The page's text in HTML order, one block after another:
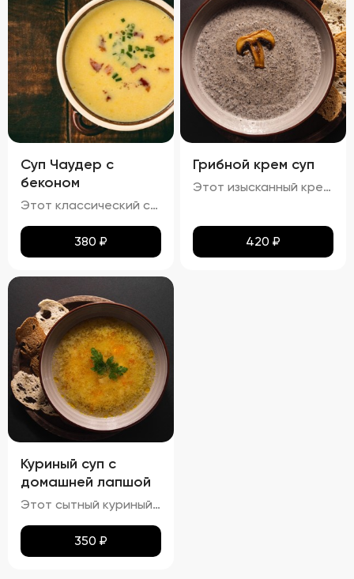
Суп Чаудер с
беконом
Этот классический суп характеризуется гармонией насыщенных вкусов и разнообразия текстур. Бульон обладает плотной кремообразной структурой благодаря использованию сливочного масла, что усиливает мясной аромат. В нём гармонично сочетаются мягкие кусочки говядины, овощи, такие как морковь и лук, и макароны, сохраняющие свою текстуру мягкой и эластичной, но не превращаясь в кашу. Поверхность украшена каплями зелёного масла и мелкой петрушкой, добавляющей супу яркие зелёные акценты и свежие травяные ноты.
380 ₽
Грибной крем суп
Этот изысканный крем-суп отличается гладкой, бархатистой текстурой, которая обволакивает ваши вкусовые рецепторы. Насыщенный аромат грибов сочетается с мягкими сливочными нотами, создавая гармоничное сочетание вкусов. Поверхность крема украшена капельками зелёного масла и мелко нарезанной зеленью, что добавляет блюду утончённости. Подается с хрустящими гренками, идеально дополняющими нежную текстуру супа.
420 ₽
Куриный суп с
домашней лапшой
Этот сытный куриный суп сочетает в себе насыщенный вкус и разнообразные текстуры. Бульон густой и кремообразный, с мягкими кусочками куриного мяса и овощей, таких как морковь и лук, которые добавляют глубины вкуса. Макароны сохраняют мягкость и эластичность, придавая супу приятную кремовую текстуру. Петрушка добавляет свежие травяные ноты, подчеркивая богатство вкуса этого классического блюда.
350 ₽